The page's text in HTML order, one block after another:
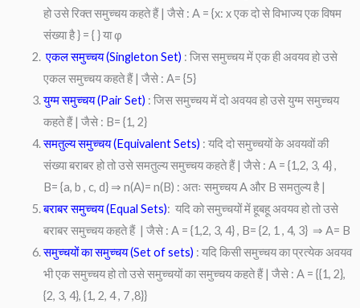
हो उसे रिक्त समुच्चय कहते हैं | जैसे : A = {x: x एक दो से विभाज्य एक विषम
संख्या है } = { } या φ
एकल समुच्चय (Singleton Set) : जिस समुच्चय में एक ही अवयव हो उसे
एकल समुच्चय कहते हैं | जैसे : A= {5}
युग्म समुच्चय (Pair Set) : जिस समुच्चय में दो अवयव हो उसे युग्म समुच्चय
कहते हैं | जैसे : B= {1, 2}
समतुल्य समुच्चय (Equivalent Sets) : यदि दो समुच्चयों के अवयवों की
संख्या बराबर हो तो उसे समतुल्य समुच्चय कहते हैं | जैसे : A = {1,2, 3, 4} ,
B= {a, b , c, d} ⇒ n(A)= n(B) : अतः समुच्चय A और B समतुल्य है |
बराबर समुच्चय (Equal Sets): यदि को समुच्चयों में हूबहू अवयव हो तो उसे
बराबर समुच्चय कहते हैं | जैसे : A = {1,2, 3, 4} , B= {2, 1 , 4, 3} ⇒ A= B
समुच्चयों का समुच्चय (Set of sets) : यदि किसी समुच्चय का प्रत्येक अवयव
भी एक समुच्चय हो तो उसे समुच्चयों का समुच्चय कहते हैं | जैसे : A = {{1, 2},
{2, 3, 4}, {1, 2, 4 , 7 ,8}}